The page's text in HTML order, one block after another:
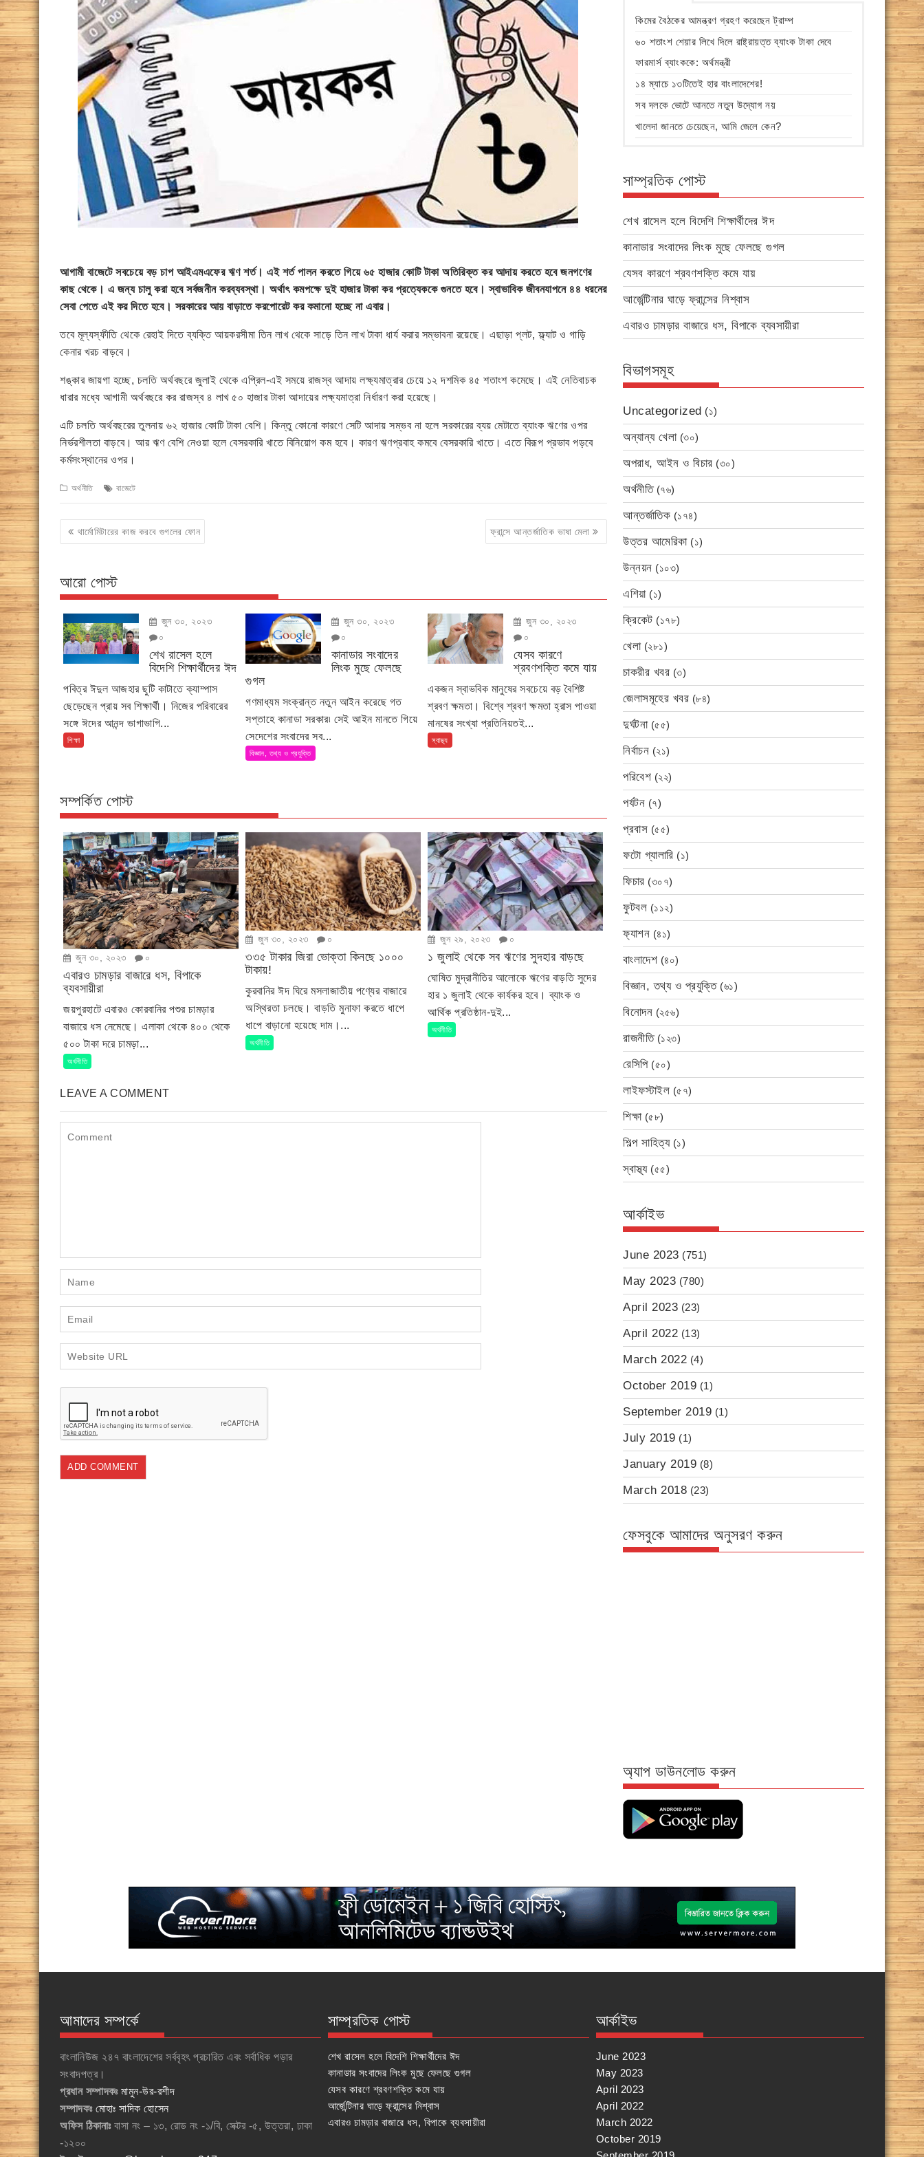
আগামী বাজেটে সবচেয়ে বড় চাপ আইএমএফের ঋণ শর্ত। এই শর্ত পালন করতে গিয়ে ৬৫ হাজার কোটি টাকা অতিরিক্ত কর আদায় করতে হবে জনগণের
কাছ থেকে। এ জন্য চালু করা হবে সর্বজনীন করব্যবস্থা। অর্থাৎ কমপক্ষে দুই হাজার টাকা কর প্রত্যেককে গুনতে হবে। স্বাভাবিক জীবনযাপনে ৪৪ ধরনের
সেবা পেতে এই কর দিতে হবে। সরকারের আয় বাড়াতে করপোরেট কর কমানো হচ্ছে না এবার।
তবে মূল্যস্ফীতি থেকে রেহাই দিতে ব্যক্তি আয়করসীমা তিন লাখ থেকে সাড়ে তিন লাখ টাকা ধার্য করার সম্ভাবনা রয়েছে। এছাড়া প্লট, ফ্ল্যাট ও গাড়ি
কেনার খরচ বাড়বে।
শঙ্কার জায়গা হচ্ছে, চলতি অর্থবছরে জুলাই থেকে এপ্রিল-এই সময়ে রাজস্ব আদায় লক্ষ্যমাত্রার চেয়ে ১২ দশমিক ৪৫ শতাংশ কমেছে। এই নেতিবাচক
ধারার মধ্যে আগামী অর্থবছরে কর রাজস্ব ৪ লাখ ৫০ হাজার টাকা আদায়ের লক্ষ্যমাত্রা নির্ধারণ করা হয়েছে।
এটি চলতি অর্থবছরের তুলনায় ৬২ হাজার কোটি টাকা বেশি। কিন্তু কোনো কারণে সেটি আদায় সম্ভব না হলে সরকারের ব্যয় মেটাতে ব্যাংক ঋণের ওপর
নির্ভরশীলতা বাড়বে। আর ঋণ বেশি নেওয়া হলে বেসরকারি খাতে বিনিয়োগ কম হবে। কারণ ঋণপ্রবাহ কমবে বেসরকারি খাতে। এতে বিরূপ প্রভাব পড়বে
কর্মসংস্থানের ওপর।
অর্থনীতি বাজেটে
Post
navigation
থার্মোমিটারের কাজ করবে গুগলের ফোন ফ্রান্সে আন্তর্জাতিক ভাষা মেলা
আরো পোস্ট
জুন ৩০, ২০২৩
০
শেখ রাসেল হলে
বিদেশি শিক্ষার্থীদের ঈদ
পবিত্র ঈদুল আজহার ছুটি কাটাতে ক্যাম্পাস
ছেড়েছেন প্রায় সব শিক্ষার্থী। নিজের পরিবারের
সঙ্গে ঈদের আনন্দ ভাগাভাগি...
শিক্ষা
জুন ৩০, ২০২৩
০
কানাডার সংবাদের
লিংক মুছে ফেলছে
গুগল
গণমাধ্যম সংক্রান্ত নতুন আইন করেছে গত
সপ্তাহে কানাডা সরকার৷ সেই আইন মানতে গিয়ে
সেদেশের সংবাদের সব...
বিজ্ঞান, তথ্য ও প্রযুক্তি
জুন ৩০, ২০২৩
০
যেসব কারণে
শ্রবণশক্তি কমে যায়
একজন স্বাভবিক মানুষের সবচেয়ে বড় বৈশিষ্ট
শ্রবণ ক্ষমতা। বিশ্বে শ্রবণ ক্ষমতা হ্রাস পাওয়া
মানষের সংখ্যা প্রতিনিয়তই...
স্বাস্থ্য
সম্পর্কিত পোস্ট
জুন ৩০, ২০২৩ ০
এবারও চামড়ার বাজারে ধস, বিপাকে
ব্যবসায়ীরা
জয়পুরহাটে এবারও কোরবানির পশুর চামড়ার
বাজারে ধস নেমেছে। এলাকা থেকে ৪০০ থেকে
৫০০ টাকা দরে চামড়া...
অর্থনীতি
জুন ৩০, ২০২৩ ০
৩৩৫ টাকার জিরা ভোক্তা কিনছে ১০০০
টাকায়!
কুরবানির ঈদ ঘিরে মসলাজাতীয় পণ্যের বাজারে
অস্থিরতা চলছে। বাড়তি মুনাফা করতে ধাপে
ধাপে বাড়ানো হয়েছে দাম।...
অর্থনীতি
জুন ২৯, ২০২৩ ০
১ জুলাই থেকে সব ঋণের সুদহার বাড়ছে
ঘোষিত মুদ্রানীতির আলোকে ঋণের বাড়তি সুদের
হার ১ জুলাই থেকে কার্যকর হবে। ব্যাংক ও
আর্থিক প্রতিষ্ঠান-দুই...
অর্থনীতি
LEAVE A COMMENT
কিমের বৈঠকের আমন্ত্রণ গ্রহণ করেছেন ট্রাম্প
৬০ শতাংশ শেয়ার লিখে দিলে রাষ্ট্রায়ত্ত ব্যাংক টাকা দেবে
ফারমার্স ব্যাংককে: অর্থমন্ত্রী
১৪ ম্যাচে ১৩টিতেই হার বাংলাদেশের!
সব দলকে ভোটে আনতে নতুন উদ্যোগ নয়
খালেদা জানতে চেয়েছেন, আমি জেলে কেন?
সাম্প্রতিক পোস্ট
শেখ রাসেল হলে বিদেশি শিক্ষার্থীদের ঈদ
কানাডার সংবাদের লিংক মুছে ফেলছে গুগল
যেসব কারণে শ্রবণশক্তি কমে যায়
আর্জেন্টিনার ঘাড়ে ফ্রান্সের নিশ্বাস
এবারও চামড়ার বাজারে ধস, বিপাকে ব্যবসায়ীরা
বিভাগসমূহ
Uncategorized (১)
অন্যান্য খেলা(৩০)
অপরাধ, আইন ও বিচার (৩০)
অর্থনীতি(৭৬)
আন্তর্জাতিক (১৭৪)
উত্তর আমেরিকা(১)
উন্নয়ন (১০৩)
এশিয়া(১)
ক্রিকেট (১৭৮)
খেলা(২৮১)
চাকরীর খবর (৩)
জেলাসমূহের খবর (৮৪)
দুর্ঘটনা(৫৫)
নির্বাচন (২১)
পরিবেশ (২২)
পর্যটন (৭)
প্রবাস (৫৫)
ফটো গ্যালারি (১)
ফিচার (৩০৭)
ফুটবল (১১২)
ফ্যাশন (৪১)
বাংলাদেশ (৪০)
বিজ্ঞান, তথ্য ও প্রযুক্তি(৬১)
বিনোদন (২৫৬)
রাজনীতি(১২৩)
রেসিপি(৫০)
লাইফস্টাইল (৫৭)
শিক্ষা(৫৮)
শিল্প সাহিত্য(১)
স্বাস্থ্য(৫৫)
আর্কাইভ
June 2023 (751)
May 2023 (780)
April 2023 (23)
April 2022 (13)
March 2022 (4)
October 2019 (1)
September 2019 (1)
July 2019 (1)
January 2019 (8)
March 2018 (23)
ফেসবুকে আমাদের অনুসরণ করুন
অ্যাপ ডাউনলোড করুন
আমাদের সম্পর্কে
বাংলানিউজ ২৪৭ বাংলাদেশের সর্ববৃহৎ প্রচারিত এবং সর্বাধিক পড়ার
সংবাদপত্র।
প্রধান সম্পাদকঃ মামুন-উর-রশীদ
সম্পাদকঃ মোহাঃ সাদিক হোসেন
অফিস ঠিকানাঃবাসা নং – ১৩, রোড নং -১/বি, সেক্টর -৫, উত্তরা, ঢাকা
-১২০০
সাম্প্রতিক পোস্ট
শেখ রাসেল হলে বিদেশি শিক্ষার্থীদের ঈদ
কানাডার সংবাদের লিংক মুছে ফেলছে গুগল
যেসব কারণে শ্রবণশক্তি কমে যায়
আর্জেন্টিনার ঘাড়ে ফ্রান্সের নিশ্বাস
এবারও চামড়ার বাজারে ধস, বিপাকে ব্যবসায়ীরা
আর্কাইভ
June 2023
May 2023
April 2023
April 2022
March 2022
October 2019